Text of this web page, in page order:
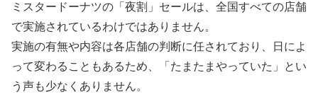
ミスタードーナツの「夜割」セールは、全国すべての店舗
で実施されているわけではありません。
実施の有無や内容は各店舗の判断に任されており、日によ
って変わることもあるため、「たまたまやっていた」とい
う声も少なくありません。